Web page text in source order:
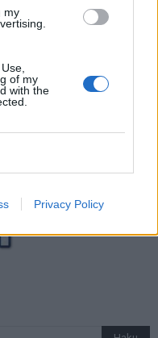
my
of my
with the
Privacy Policy
kisat 2025 – tässä
joukkue